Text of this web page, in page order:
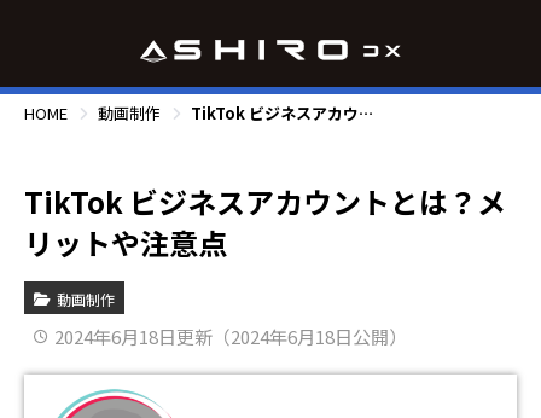
HOME 動画制作 TikTok ビジネスアカウントとは？メリットや注意点
TikTok ビジネスアカウントとは？メ
リットや注意点
動画制作
2024年6月18日更新（2024年6月18日公開）